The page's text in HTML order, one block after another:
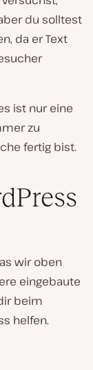
du solltest
da er Text
ist nur eine
zu
fertig bist.
wir oben
eingebaute
beim
helfen.